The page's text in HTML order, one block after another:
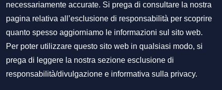
necessariamente accurate. Si prega di consultare la nostra
pagina relativa all’esclusione di responsabilità per scoprire
quanto spesso aggiorniamo le informazioni sul sito web.
Per poter utilizzare questo sito web in qualsiasi modo, si
prega di leggere la nostra sezione esclusione di
responsabilità/divulgazione e informativa sulla privacy.